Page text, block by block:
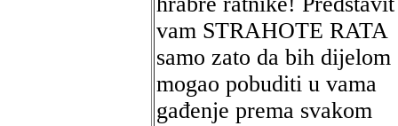
vam STRAHOTE RATA
samo zato da bih dijelom
mogao pobuditi u vama
gađenje prema svakom